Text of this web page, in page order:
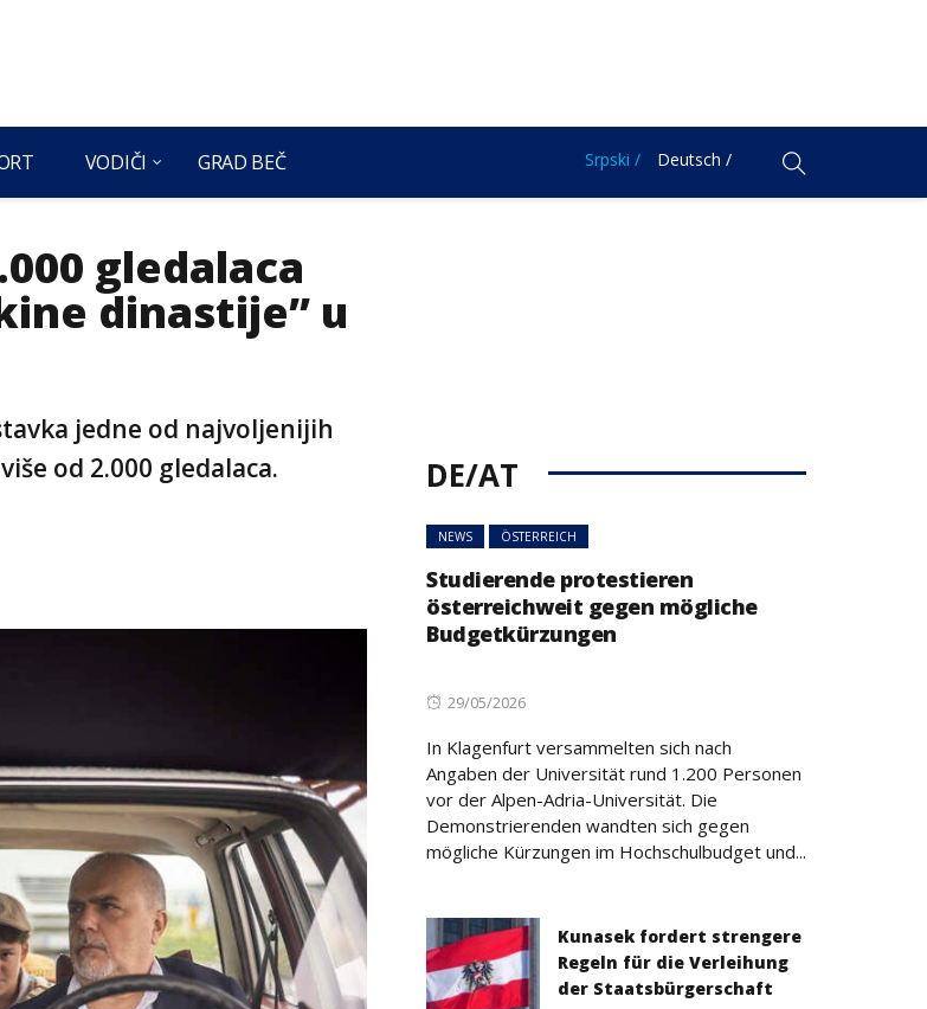
VODIČI GRAD BEČ Srpski / Deutsch /
gledalaca
dinastije” u
jedne od najvoljenijih
od 2.000 gledalaca.
DE/AT
NEWS ÖSTERREICH
Studierende protestieren
österreichweit gegen mögliche
Budgetkürzungen
Posted
29/05/2026
In Klagenfurt versammelten sich nach
Angaben der Universität rund 1.200 Personen
vor der Alpen-Adria-Universität. Die
Demonstrierenden wandten sich gegen
mögliche Kürzungen im Hochschulbudget und...
Kunasek fordert strengere
Regeln für die Verleihung
der Staatsbürgerschaft